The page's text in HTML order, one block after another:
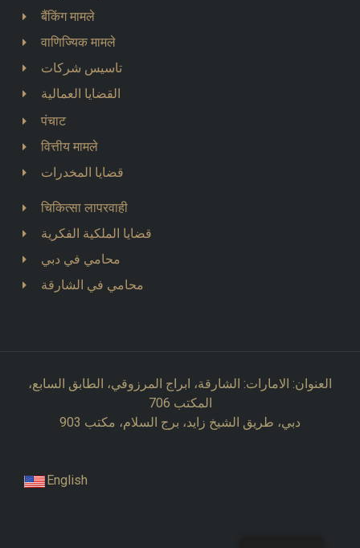
बैंकिंग मामले
वाणिज्यिक मामले
تاسيس شركات
القضايا العمالية
पंचाट
वित्तीय मामले
قضايا المخدرات
चिकित्सा लापरवाही
قضايا الملكية الفكرية
محامي في دبي
محامي في الشارقة
العنوان: الامارات: الشارقة، ابراج المرزوقي، الطابق السابع،
المكتب 706
دبي، طريق الشيخ زايد، برج السلام، مكتب 903
English